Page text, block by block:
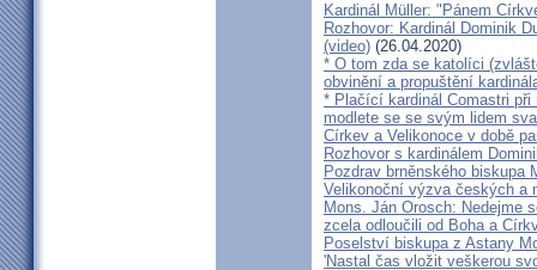
Kardinál Müller: "Pánem
Rozhovor: Kardinál Dominik
(video) (26.04.2020)
* O tom zda se katolíci
obvinění a propuštění
* Plačící kardinál Comastri
modlete se se svým lidem
Církev a Velikonoce v době
Rozhovor s kardinálem
Pozdrav brněnského biskupa
Velikonoční výzva českých a
Mons. Ján Orosch: Nedejme
zcela odloučili od Boha a
Poselství biskupa z Astany
'Nastal čas vložit veškerou